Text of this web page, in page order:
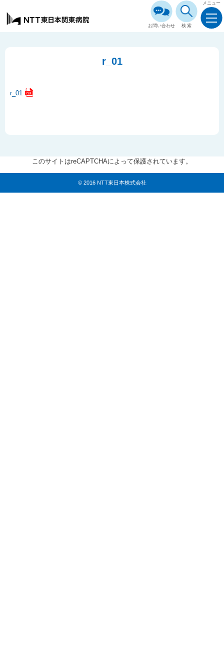
お問い合わせ 検索
メニュー
r_01
r_01
このサイトはreCAPTCHAによって保護されています。
© 2016 NTT東日本株式会社